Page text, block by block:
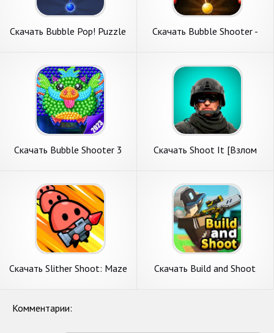
Скачать Bubble Pop! Puzzle
на Андроид
Скачать Bubble Shooter -
Андроид
Скачать Bubble Shooter 3
Скачать Shoot It [Взлом
Скачать Slither Shoot: Maze
Скачать Build and Shoot
Комментарии: